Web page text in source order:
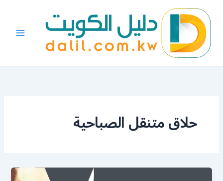
المحتوى
حلاق متنقل الصباحية